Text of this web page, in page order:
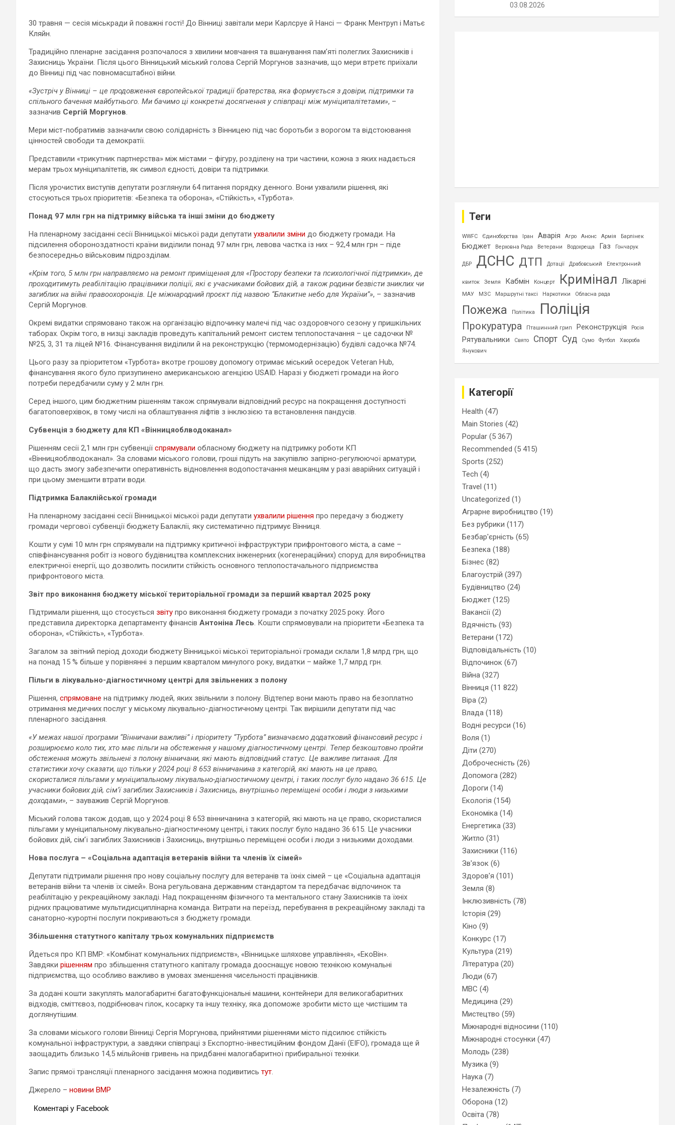
30 травня — сесія міськради й поважні гості! До Вінниці завітали мери Карлсруе й Нансі — Франк Ментруп і Матьє
Кляйн.
Традиційно пленарне засідання розпочалося з хвилини мовчання та вшанування пам’яті полеглих Захисників і
Захисниць України. Після цього Вінницький міський голова Сергій Моргунов зазначив, що мери втретє приїхали
до Вінниці під час повномасштабної війни.
«Зустріч у Вінниці – це продовження європейської традиції братерства, яка формується з довіри, підтримки та
спільного бачення майбутнього. Ми бачимо ці конкретні досягнення у співпраці між муніципалітетами», –
зазначив Сергій Моргунов.
Мери міст-побратимів зазначили свою солідарність з Вінницею під час боротьби з ворогом та відстоювання
цінностей свободи та демократії.
Представили «трикутник партнерства» між містами – фігуру, розділену на три частини, кожна з яких надається
мерам трьох муніципалітетів, як символ єдності, довіри та підтримки.
Після урочистих виступів депутати розглянули 64 питання порядку денного. Вони ухвалили рішення, які
стосуються трьох пріоритетів: «Безпека та оборона», «Стійкість», «Турбота».
Понад 97 млн грн на підтримку війська та інші зміни до бюджету
На пленарному засіданні сесії Вінницької міської ради депутати ухвалили зміни до бюджету громади. На
підсилення обороноздатності країни виділили понад 97 млн грн, левова частка із них – 92,4 млн грн – піде
безпосередньо військовим підрозділам.
«Крім того, 5 млн грн направляємо на ремонт приміщення для «Простору безпеки та психологічної підтримки», де
проходитимуть реабілітацію працівники поліції, які є учасниками бойових дій, а також родини безвісти зниклих чи
загиблих на війні правоохоронців. Це міжнародний проєкт під назвою “Блакитне небо для України”», – зазначив
Сергій Моргунов.
Окремі видатки спрямовано також на організацію відпочинку малечі під час оздоровчого сезону у пришкільних
таборах. Окрім того, в низці закладів проведуть капітальний ремонт систем теплопостачання – це садочки №
№25, 3, 31 та ліцей №16. Фінансування виділили й на реконструкцію (термомодернізацію) будівлі садочка №74.
Цього разу за пріоритетом «Турбота» вкотре грошову допомогу отримає міський осередок Veteran Hub,
фінансування якого було призупинено американською агенцією USAID. Наразі у бюджеті громади на його
потреби передбачили суму у 2 млн грн.
Серед іншого, цим бюджетним рішенням також спрямували відповідний ресурс на покращення доступності
багатоповерхівок, в тому числі на облаштування ліфтів з інклюзією та встановлення пандусів.
Субвенція з бюджету для КП «Вінницяоблводоканал»
Рішенням сесії 2,1 млн грн субвенції спрямували обласному бюджету на підтримку роботи КП
«Вінницяоблводоканал». За словами міського голови, гроші підуть на закупівлю запірно-регулюючої арматури,
що дасть змогу забезпечити оперативність відновлення водопостачання мешканцям у разі аварійних ситуацій і
при цьому зменшити втрати води.
Підтримка Балаклійської громади
На пленарному засіданні сесії Вінницької міської ради депутати ухвалили рішення про передачу з бюджету
громади чергової субвенції бюджету Балаклії, яку систематично підтримує Вінниця.
Кошти у сумі 10 млн грн спрямували на підтримку критичної інфраструктури прифронтового міста, а саме –
співфінансування робіт із нового будівництва комплексних інженерних (когенераційних) споруд для виробництва
електричної енергії, що дозволить посилити стійкість основного теплопостачального підприємства
прифронтового міста.
Звіт про виконання бюджету міської територіальної громади за перший квартал 2025 року
Підтримали рішення, що стосується звіту про виконання бюджету громади з початку 2025 року. Його
представила директорка департаменту фінансів Антоніна Лесь. Кошти спрямовували на пріоритети «Безпека та
оборона», «Стійкість», «Турбота».
Загалом за звітний період доходи бюджету Вінницької міської територіальної громади склали 1,8 млрд грн, що
на понад 15 % більше у порівнянні з першим кварталом минулого року, видатки – майже 1,7 млрд грн.
Пільги в лікувально-діагностичному центрі для звільнених з полону
Рішення, спрямоване на підтримку людей, яких звільнили з полону. Відтепер вони мають право на безоплатно
отримання медичних послуг у міському лікувально-діагностичному центрі. Так вирішили депутати під час
пленарного засідання.
«У межах нашої програми “Вінничани важливі” і пріоритету “Турбота” визначаємо додатковий фінансовий ресурс і
розширюємо коло тих, хто має пільги на обстеження у нашому діагностичному центрі. Тепер безкоштовно пройти
обстеження можуть звільнені з полону вінничани, які мають відповідний статус. Це важливе питання. Для
статистики хочу сказати, що тільки у 2024 році 8 653 вінничанина з категорій, які мають на це право,
скористалися пільгами у муніципальному лікувально-діагностичному центрі, і таких послуг було надано 36 615. Це
учасники бойових дій, сім’ї загиблих Захисників і Захисниць, внутрішньо переміщені особи і люди з низькими
доходами», – зауважив Сергій Моргунов.
Міський голова також додав, що у 2024 році 8 653 вінничанина з категорій, які мають на це право, скористалися
пільгами у муніципальному лікувально-діагностичному центрі, і таких послуг було надано 36 615. Це учасники
бойових дій, сім’ї загиблих Захисників і Захисниць, внутрішньо переміщені особи і люди з низькими доходами.
Нова послуга – «Соціальна адаптація ветеранів війни та членів їх сімей»
Депутати підтримали рішення про нову соціальну послугу для ветеранів та їхніх сімей – це «Соціальна адаптація
ветеранів війни та членів їх сімей». Вона регульована державним стандартом та передбачає відпочинок та
реабілітацію у рекреаційному закладі. Над покращенням фізичного та ментального стану Захисників та їхніх
рідних працюватиме мультидисциплінарна команда. Витрати на переїзд, перебування в рекреаційному закладі та
санаторно-курортні послуги покриваються з бюджету громади.
Збільшення статутного капіталу трьох комунальних підприємств
Йдеться про КП ВМР: «Комбінат комунальних підприємств», «Вінницьке шляхове управління», «ЕкоВін».
Завдяки рішенням про збільшення статутного капіталу громада дооснащує новою технікою комунальні
підприємства, що особливо важливо в умовах зменшення чисельності працівників.
За додані кошти закуплять малогабаритні багатофункціональні машини, контейнери для великогабаритних
відходів, сміттєвоз, подрібнювач гілок, косарку та іншу техніку, яка допоможе зробити місто ще чистішим та
доглянутішим.
За словами міського голови Вінниці Сергія Моргунова, прийнятими рішеннями місто підсилює стійкість
комунальної інфраструктури, а завдяки співпраці з Експортно-інвестиційним фондом Данії (ЕІFO), громада ще й
заощадить близько 14,5 мільйонів гривень на придбанні малогабаритної прибиральної техніки.
Запис прямої трансляції пленарного засідання можна подивитись тут.
Джерело – новини ВМР
Коментарі у Facebook
03.08.2026
Теги
WWFC Єдиноборства Іран Аварія Агро Анонс Армія Барлінек
Бюджет Верховна Рада Ветерани Водохреща Газ Гончарук
ДБР ДСНС ДТП Дотації Драбовський Електронний
квиток Земля Кабмін Концерт Кримінал Лікарні
МАУ МЗС Маршрутні таксі Наркотики Обласна рада
Пожежа Політика Поліція
Прокуратура Пташинний грип Реконструкція Росія
Рятувальники Свято Спорт Суд Сумо Футбол
Хвороба
Янукович
Категорії
Health (47)
Main Stories (42)
Popular (5 367)
Recommended (5 415)
Sports (252)
Tech (4)
Travel (11)
Uncategorized (1)
Аграрне виробництво (19)
Без рубрики (117)
Безбар'єрність (65)
Безпека (188)
Бізнес (82)
Благоустрій (397)
Будівництво (24)
Бюджет (125)
Вакансії (2)
Вдячність (93)
Ветерани (172)
Відповідальність (10)
Відпочинок (67)
Війна (327)
Вінниця (11 822)
Віра (2)
Влада (118)
Водні ресурси (16)
Воля (1)
Діти (270)
Доброчесність (26)
Допомога (282)
Дороги (14)
Екологія (154)
Економіка (14)
Енергетика (33)
Житло (31)
Захисники (116)
Зв'язок (6)
Здоров'я (101)
Земля (8)
Інклюзивність (78)
Історія (29)
Кіно (9)
Конкурс (17)
Культура (219)
Література (20)
Люди (67)
МВС (4)
Медицина (29)
Мистецтво (59)
Міжнародні відносини (110)
Міжнародні стосунки (47)
Молодь (238)
Музика (9)
Наука (7)
Незалежність (7)
Оборона (12)
Освіта (78)